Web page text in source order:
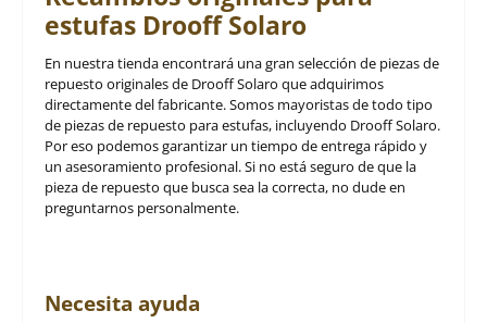
estufas Drooff Solaro
En nuestra tienda encontrará una gran selección de piezas de
repuesto originales de Drooff Solaro que adquirimos
directamente del fabricante. Somos mayoristas de todo tipo
de piezas de repuesto para estufas, incluyendo Drooff Solaro.
Por eso podemos garantizar un tiempo de entrega rápido y
un asesoramiento profesional. Si no está seguro de que la
pieza de repuesto que busca sea la correcta, no dude en
preguntarnos personalmente.
Necesita ayuda